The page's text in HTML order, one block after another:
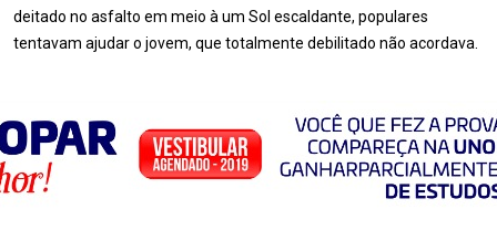
deitado no asfalto em meio à um Sol escaldante, populares
tentavam ajudar o jovem, que totalmente debilitado não acordava.